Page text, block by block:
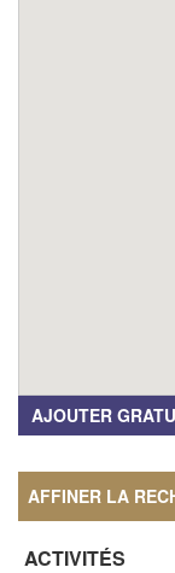
AJOUTER
AFFINER LA
ACTIVITÉS